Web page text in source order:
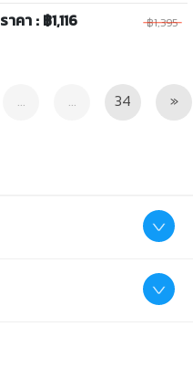
ราคา : ฿1,116 ฿1,395
... ... 34 »